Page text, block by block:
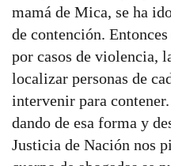
mamá de Mica, se ha
de contención.
por casos de violencia,
localizar personas de
intervenir para
dando de esa forma y
Justicia de Nación nos